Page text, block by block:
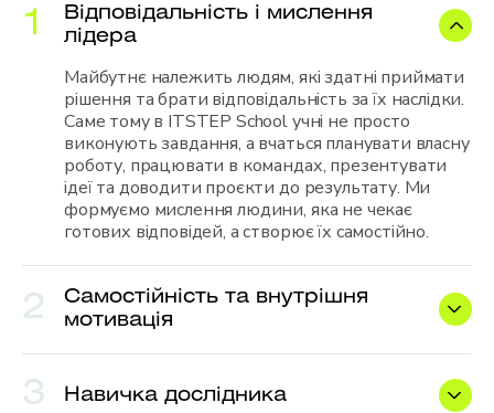
1
Відповідальність і мислення
лідера
Майбутнє належить людям, які здатні приймати
рішення та брати відповідальність за їх наслідки.
Саме тому в ITSTEP School учні не просто
виконують завдання, а вчаться планувати власну
роботу, працювати в командах, презентувати
ідеї та доводити проєкти до результату. Ми
формуємо мислення людини, яка не чекає
готових відповідей, а створює їх самостійно.
2
Самостійність та внутрішня
мотивація
3 Навичка дослідника